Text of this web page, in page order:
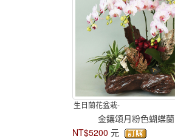
生日蘭花盆栽-
金鑲頌月粉色蝴蝶蘭
NT$5200 元